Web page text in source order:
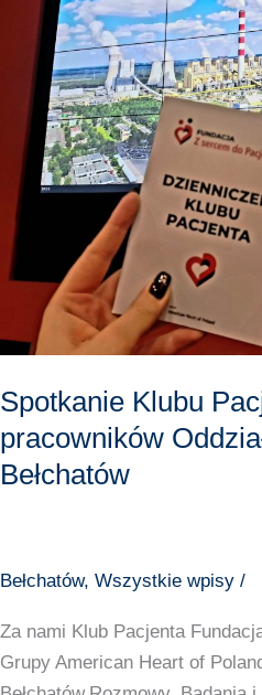
Spotkanie Klubu
pracowników
Bełchatów
Bełchatów, Wszystkie wpisy /
Za nami Klub Pacjenta
Grupy American Heart of
pracowników
Oddziału
Elektrowni
Bełchatów